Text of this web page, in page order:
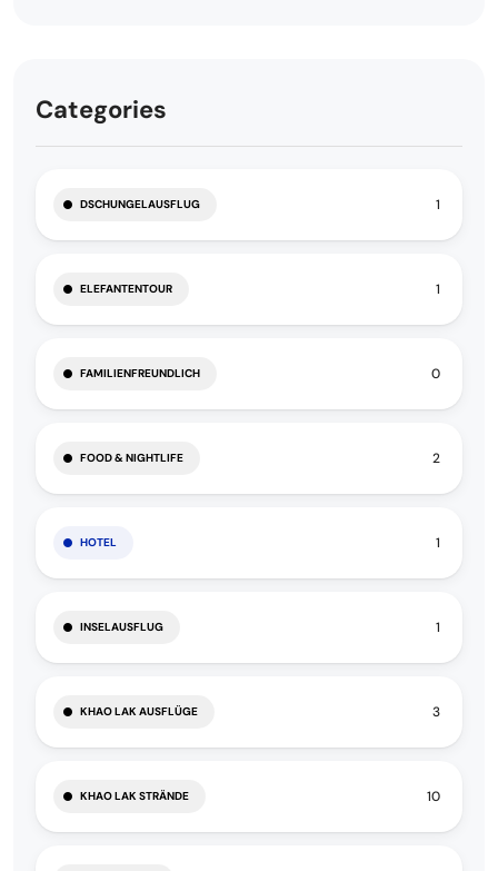
Categories
DSCHUNGELAUSFLUG 1
ELEFANTENTOUR 1
FAMILIENFREUNDLICH 0
FOOD & NIGHTLIFE 2
HOTEL 1
INSELAUSFLUG 1
KHAO LAK AUSFLÜGE 3
KHAO LAK STRÄNDE 10